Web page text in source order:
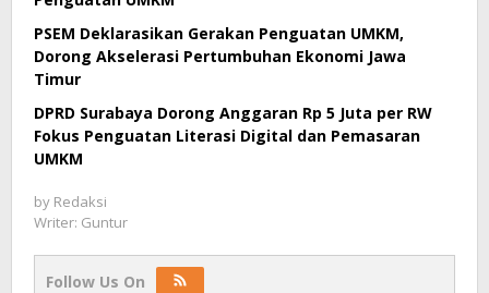
PSEM Deklarasikan Gerakan Penguatan UMKM,
Dorong Akselerasi Pertumbuhan Ekonomi Jawa
Timur
DPRD Surabaya Dorong Anggaran Rp 5 Juta per RW
Fokus Penguatan Literasi Digital dan Pemasaran
UMKM
by Redaksi
Writer: Guntur
Follow Us On